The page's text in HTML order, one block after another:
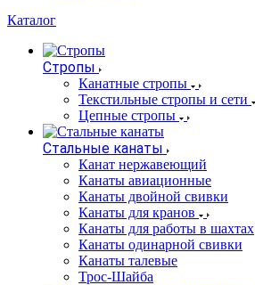
Каталог
Стропы
Канатные стропы
Текстильные стропы и сети
Цепные стропы
Стальные канаты
Канат нержавеющий
Канаты авиационные
Канаты двойной свивки
Канаты для кранов
Канаты для работы в шахтах
Канаты одинарной свивки
Канаты талевые
Трос-Шайба